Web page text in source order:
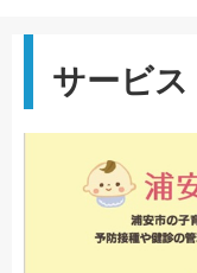
サービス